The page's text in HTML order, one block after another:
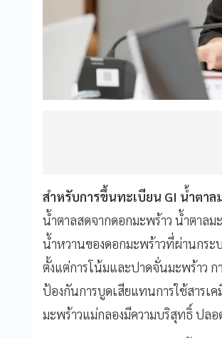
สำหรับการขึ้นทะเบียน GI น้ำตา
น้ำตาลสดจากดอกมะพร้าว น้ำตาล
น้ำหวานของดอกมะพร้าวที่ผ่านกร
ตั้งแต่การโน้มและปาดจั่นมะพร้าว
ป้องกันการบูดเสียแทนการใช้สารเ
มะพร้าวแม่กลองมีความบริสุทธิ์ ปล